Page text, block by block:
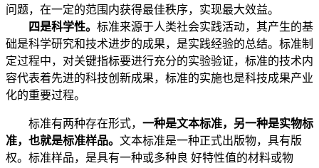
问题，在一定的范围内获得最佳秩序，实现最大效益。
四是科学性。 标准来源于人类社会实践活动，其产生的基
础是科学研究和技术进步的成果，是实践经验的总结。标准制
定过程中，对关键指标要进行充分的实验验证，标准的技术内
容代表着先进的科技创新成果，标准的实施也是科技成果产业
化的重要过程。
标准有两种存在形式， 一种是文本标准，另一种是实物标
准，也就是标准样品。 文本标准是一种正式出版物，具有版
权。标准样品，是具有一种或多种良 好特性值的材料或物